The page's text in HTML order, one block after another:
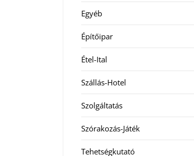
Egyéb
Építőipar
Étel-Ital
Szállás-Hotel
Szolgáltatás
Szórakozás-Játék
Tehetségkutató